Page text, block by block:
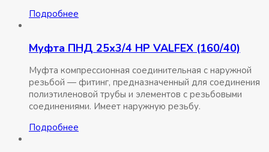
Подробнее
Муфта ПНД 25х3/4 НР VALFEX (160/40)
Муфта компрессионная соединительная c наружной
резьбой — фитинг, предназначенный для соединения
полиэтиленовой трубы и элементов с резьбовыми
соединениями. Имеет наружную резьбу.
Подробнее